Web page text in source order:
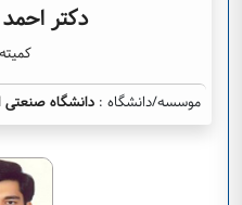
دکتر
موسسه/دانشگاه : دانشگاه صنعتی